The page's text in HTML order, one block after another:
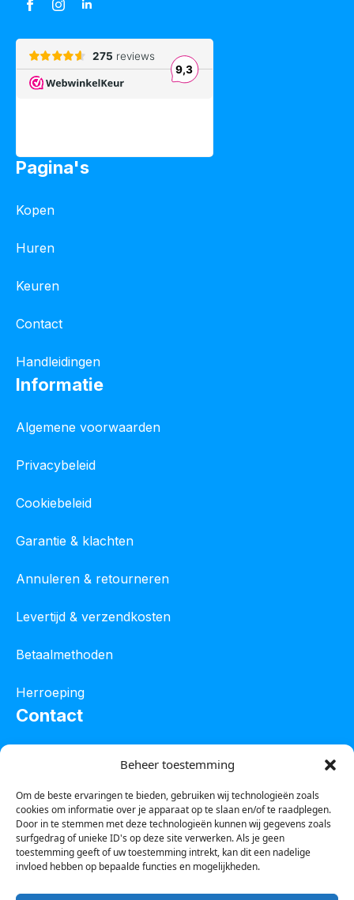
Beheer toestemming
Om de beste ervaringen te bieden, gebruiken wij technologieën zoals
cookies om informatie over je apparaat op te slaan en/of te raadplegen.
Door in te stemmen met deze technologieën kunnen wij gegevens zoals
surfgedrag of unieke ID's op deze site verwerken. Als je geen
toestemming geeft of uw toestemming intrekt, kan dit een nadelige
invloed hebben op bepaalde functies en mogelijkheden.
Pagina's
Kopen
Huren
Keuren
Contact
Handleidingen
Informatie
Algemene voorwaarden
Privacybeleid
Cookiebeleid
Garantie & klachten
Annuleren & retourneren
Levertijd & verzendkosten
Betaalmethoden
Herroeping
Contact
Tel :0850601800
Whatsapp : 0623388306